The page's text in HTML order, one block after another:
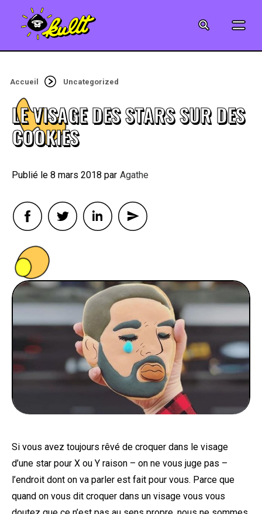
MUSIQUE
JEUX-VIDÉO
PEOPLE
FOOD
BONS PLANS
SOUTENEZ KULTT
Accueil Uncategorized
LE VISAGE DES STARS SUR DES
COOKIES
8 mars 2018 By Agathe
Si vous avez toujours rêvé de croquer dans le visage
d’une star pour X ou Y raison – on ne vous juge pas –
l’endroit dont on va parler est fait pour vous. Parce que
quand on vous dit croquer dans un visage vous vous